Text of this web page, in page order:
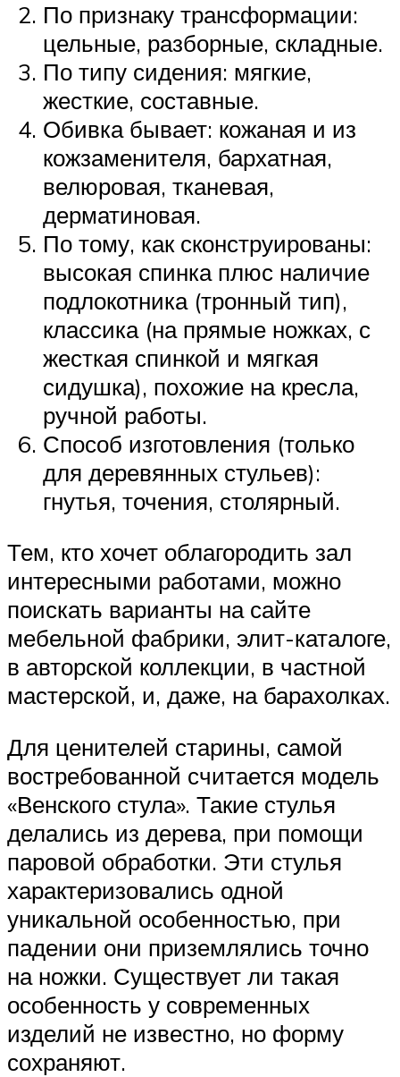
По признаку трансформации:
цельные, разборные, складные.
По типу сидения: мягкие,
жесткие, составные.
Обивка бывает: кожаная и из
кожзаменителя, бархатная,
велюровая, тканевая,
дерматиновая.
По тому, как сконструированы:
высокая спинка плюс наличие
подлокотника (тронный тип),
классика (на прямые ножках, с
жесткая спинкой и мягкая
сидушка), похожие на кресла,
ручной работы.
Способ изготовления (только
для деревянных стульев):
гнутья, точения, столярный.
Тем, кто хочет облагородить зал
интересными работами, можно
поискать варианты на сайте
мебельной фабрики, элит-каталоге,
в авторской коллекции, в частной
мастерской, и, даже, на барахолках.
Для ценителей старины, самой
востребованной считается модель
«Венского стула». Такие стулья
делались из дерева, при помощи
паровой обработки. Эти стулья
характеризовались одной
уникальной особенностью, при
падении они приземлялись точно
на ножки. Существует ли такая
особенность у современных
изделий не известно, но форму
сохраняют.